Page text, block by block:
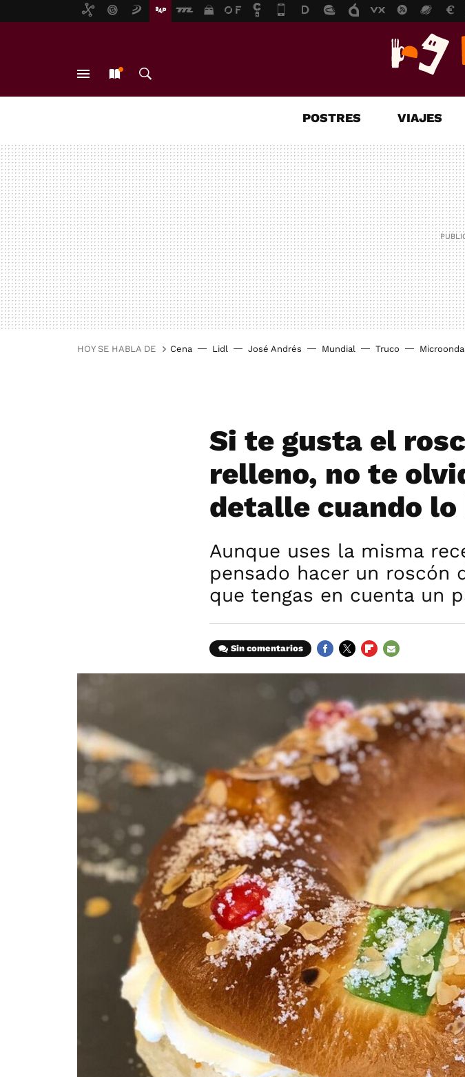
POSTRES VIAJES
HOY SE HABLA DE Cena Lidl José Andrés Mundial Truco
Si te gusta el
relleno, no te
detalle cuando lo
Aunque uses la misma
pensado hacer un roscón
que tengas en cuenta un
Sin comentarios